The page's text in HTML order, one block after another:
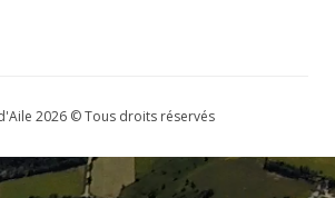
2026 © Tous droits réservés